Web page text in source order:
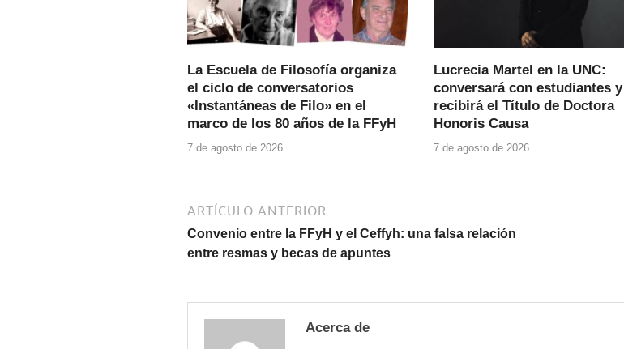
La Escuela de Filosofía organiza
el ciclo de conversatorios
«Instantáneas de Filo» en el
marco de los 80 años de la FFyH
7 de agosto de 2026
Lucrecia Martel en la UNC:
conversará con estudiantes y
recibirá el Título de Doctora
Honoris Causa
7 de agosto de 2026
ARTÍCULO ANTERIOR
Convenio entre la FFyH y el Ceffyh: una falsa relación
entre resmas y becas de apuntes
Acerca de